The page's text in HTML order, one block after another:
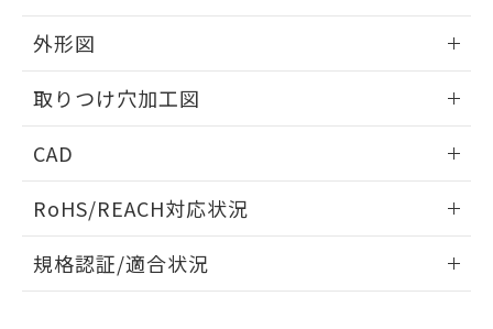
外形図
取りつけ穴加工図
CAD
ドすることができます。
ログイン/会員登録
RoHS/REACH対応状況
EU RoHS 注意事項・凡例
規格認証/適合状況
の共同利用に関して"
の「1.共同利
指します。
51物質の非含有証明書（当社基準）
※本証明書は発行日時点で非含有を証明す
るもので、過去に遡って非含有を証明する
また、RoHS指令のフタル酸エステル類４
物質の対応では、対応完了までの期間は出
既に当社にて対応品への在庫切替を完了
していることから、特段のことがない限
り、2022年1月12日より割愛しておりま
す。